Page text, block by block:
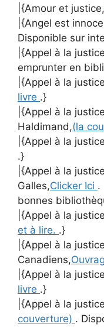
|{Amour et justice,
|{Angel est
Disponible sur
|{Appel à la
emprunter en
|{Appel à la
livre .}
|{Appel à la
Haldimand,(la
|{Appel à la
.}
|{Appel à la
Galles,Clicker Ici .
bonnes
|{Appel à la
et à lire. .}
|{Appel à la
Canadiens,
|{Appel à la
livre .}
|{Appel à la
couverture) .